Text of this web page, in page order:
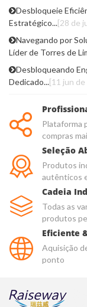
Desbloqueie
Estratégico...[28 de
Navegando por
Líder de Torres de
Desbloqueando
Dedicado...[11 jun
Plataforma
compras
Seleção
Produtos
autênticos
Cadeia
Todas as
produtos
Eficiente
Aquisição
ponto